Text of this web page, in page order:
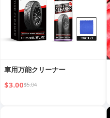
車用万能クリーナー
$3.00$5.04